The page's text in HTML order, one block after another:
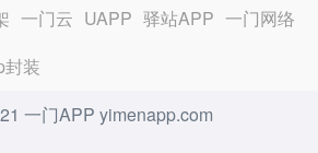
一门云 UAPP 驿站APP 一门网络
封装
一门APP yimenapp.com